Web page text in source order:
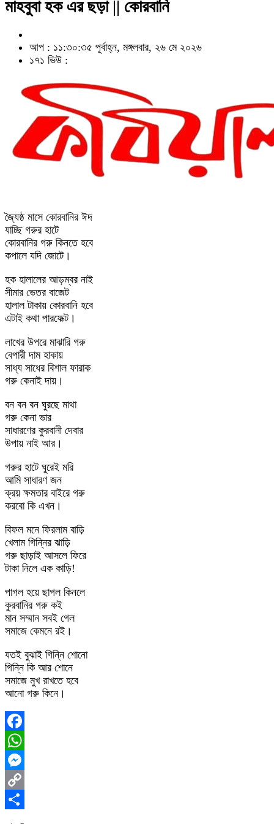
মাহবুবা হক এর ছড়া || কোরবানি
আপ : ১১:৩০:৩৫ পূর্বাহ্ন, মঙ্গলবার, ২৬ মে ২০২৬
১৭১ ভিউ :
জ্যৈষ্ঠ মাসে কোরবানির ঈদ
যাচ্ছি গরুর হাটে
কোরবানির গরু কিনতে হবে
কপালে যদি জোটে।
হক হালালের আড়ম্বর নাই
সীমার ভেতর বাজেট
হালাল টাকায় কোরবানি হবে
এটাই কথা পারফেক্ট।
লাখের উপরে মাঝারি গরু
বেপারী দাম হাকায়
সাধ্য সাধের বিশাল ফারাক
গরু কেনাই দায়।
বন বন বন ঘুরছে মাথা
গরু কেনা ভার
সাধারণের কুরবানী দেবার
উপায় নাই আর।
গরুর হাটে ঘুরেই মরি
আমি সাধারণ জন
ক্রয় ক্ষমতার বাইরে গরু
করবো কি এখন।
বিফল মনে ফিরলাম বাড়ি
খেলাম গিন্নির ঝাড়ি
গরু ছাড়াই আসলে ফিরে
টাকা নিলে এক কাড়ি!
পাগল হয়ে ছাগল কিনলে
কুরবানির গরু কই
মান সম্মান সবই গেল
সমাজে কেমনে রই।
যতই বুঝাই গিন্নি শোনো
গিন্নি কি আর শোনে
সমাজে মুখ রাখতে হবে
আনো গরু কিনে।
Facebook
WhatsApp
Messenger
Copy